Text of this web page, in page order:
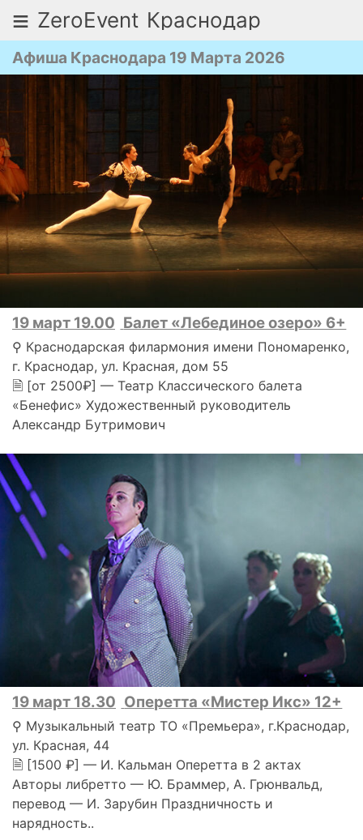
≡ ZeroEvent Краснодар
Афиша Краснодара 19 Марта 2026
19 март 19.00 Балет «Лебединое озеро» 6+
⚲ Краснодарская филармония имени Пономаренко,
г. Краснодар, ул. Красная, дом 55
🗎 [от 2500₽] — Театр Классического балета
«Бенефис» Художественный руководитель
Александр Бутримович
19 март 18.30 Оперетта «Мистер Икс» 12+
⚲ Музыкальный театр ТО «Премьера», г.Краснодар,
ул. Красная, 44
🗎 [1500 ₽] — И. Кальман Оперетта в 2 актах
Авторы либретто — Ю. Браммер, А. Грюнвальд,
перевод — И. Зарубин Праздничность и
нарядность..